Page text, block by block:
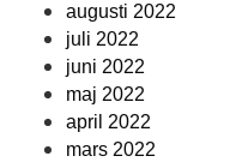
augusti 2022
juli 2022
juni 2022
maj 2022
april 2022
mars 2022